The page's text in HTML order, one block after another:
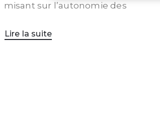
misant sur l’autonomie des
Lire la suite